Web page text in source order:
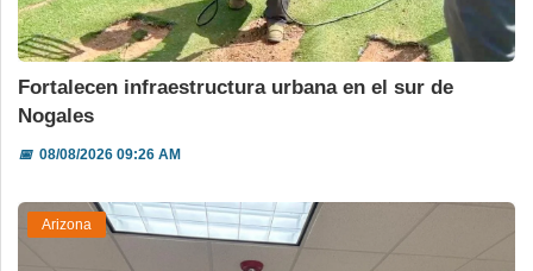
Fortalecen infraestructura urbana en el sur de
Nogales
📅08/08/2026 09:26 AM
Arizona